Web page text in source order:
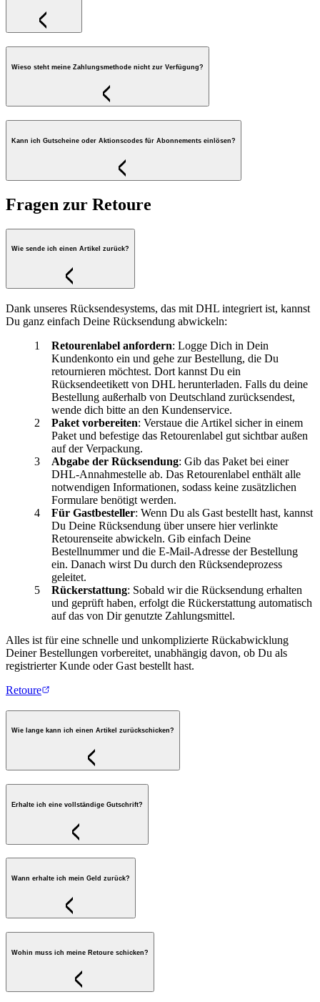
Wieso steht meine Zahlungsmethode nicht zur Verfügung?
Kann ich Gutscheine oder Aktionscodes für Abonnements einlösen?
Fragen zur Retoure
Wie sende ich einen Artikel zurück?
Dank unseres Rücksendesystems, das mit DHL integriert ist, kannst
Du ganz einfach Deine Rücksendung abwickeln:
Retourenlabel anfordern: Logge Dich in Dein
Kundenkonto ein und gehe zur Bestellung, die Du
retournieren möchtest. Dort kannst Du ein
Rücksendeetikett von DHL herunterladen. Falls du deine
Bestellung außerhalb von Deutschland zurücksendest,
wende dich bitte an den Kundenservice.
Paket vorbereiten: Verstaue die Artikel sicher in einem
Paket und befestige das Retourenlabel gut sichtbar außen
auf der Verpackung.
Abgabe der Rücksendung: Gib das Paket bei einer
DHL-Annahmestelle ab. Das Retourenlabel enthält alle
notwendigen Informationen, sodass keine zusätzlichen
Formulare benötigt werden.
Für Gastbesteller: Wenn Du als Gast bestellt hast, kannst
Du Deine Rücksendung über unsere hier verlinkte
Retourenseite abwickeln. Gib einfach Deine
Bestellnummer und die E-Mail-Adresse der Bestellung
ein. Danach wirst Du durch den Rücksendeprozess
geleitet.
Rückerstattung: Sobald wir die Rücksendung erhalten
und geprüft haben, erfolgt die Rückerstattung automatisch
auf das von Dir genutzte Zahlungsmittel.
Alles ist für eine schnelle und unkomplizierte Rückabwicklung
Deiner Bestellungen vorbereitet, unabhängig davon, ob Du als
registrierter Kunde oder Gast bestellt hast.
Retoure
Wie lange kann ich einen Artikel zurückschicken?
Erhalte ich eine vollständige Gutschrift?
Wann erhalte ich mein Geld zurück?
Wohin muss ich meine Retoure schicken?